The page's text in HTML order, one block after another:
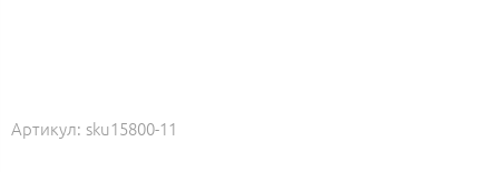
Артикул: sku15800-11